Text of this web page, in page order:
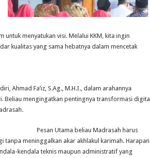
untuk menyatukan visi. Melalui KKM, kita ingin
kualitas yang sama hebatnya dalam mencetak
Ahmad Fa’iz, S.Ag., M.H.I., dalam arahannya
Beliau mengingatkan pentingnya transformasi digital
Pesan Utama beliau Madrasah harus
meninggalkan akar akhlakul karimah. ​Harapan
kendala teknis maupun administratif yang